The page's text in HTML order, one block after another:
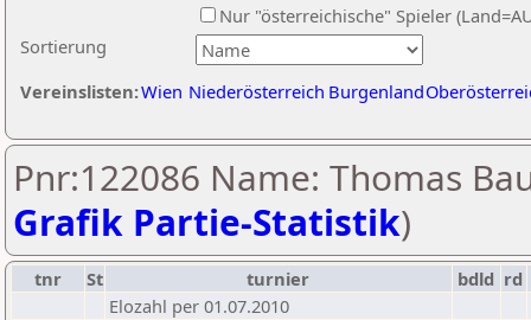
Sortierung
Nur "österreichische" Spieler
Vereinslisten:Wien Niederösterreich Burgenland
Pnr:122086 Name: Thomas
Grafik Partie-Statistik)
tnr St turnier bdld rd
Elozahl per 01.07.2010